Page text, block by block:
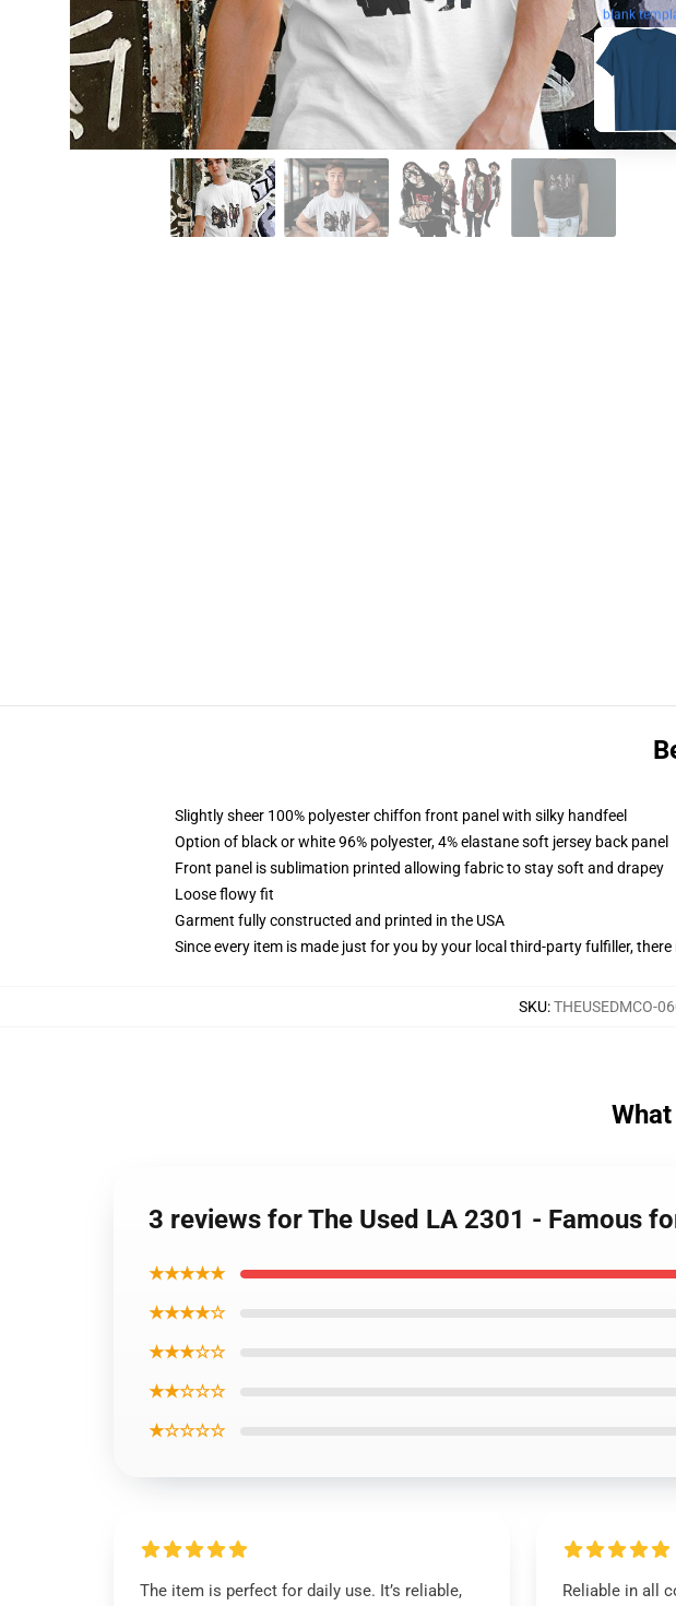
blank
Slightly sheer 100% polyester chiffon front panel with silky handfeel
Option of black or white 96% polyester, 4% elastane soft jersey back panel
Front panel is sublimation printed allowing fabric to stay soft and drapey
Loose flowy fit
Garment fully constructed and printed in the USA
Since every item is made just for you by your local third-party fulfiller,
SKU:THEUSEDMCO-
3 reviews for The Used LA 2301 - Famous
★★★★★
★★★★☆
★★★☆☆
★★☆☆☆
★☆☆☆☆
The item is perfect for daily use. It’s reliable,
Reliable in all